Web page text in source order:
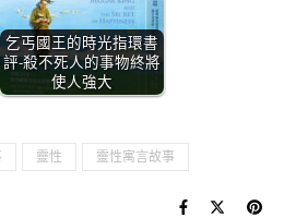
乞丐國王的時光指環書
評-殺不死人的事物終將
使人強大
靈性 靈性寓言故事